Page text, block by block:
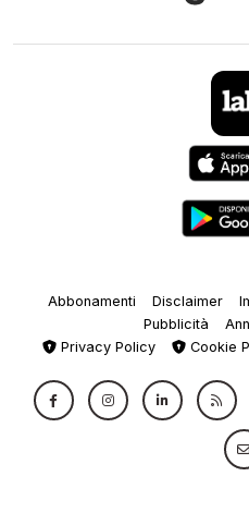
Abbonamenti Disclaimer
Pubblicità
Privacy Policy
Cookie